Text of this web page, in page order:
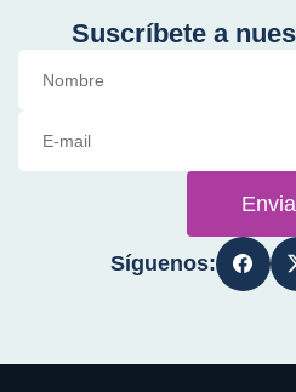
Suscríbete a
Síguenos: